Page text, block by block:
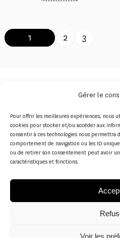
Gérer le
Pour offrir les meilleures expériences, nous
cookies pour stocker et/ou accéder aux
consentir à ces technologies nous permettra
comportement de navigation ou les ID
ou de retirer son consentement peut avoir
caractéristiques et fonctions.
Voir les
1 2 3
Paiement 100
Retour et